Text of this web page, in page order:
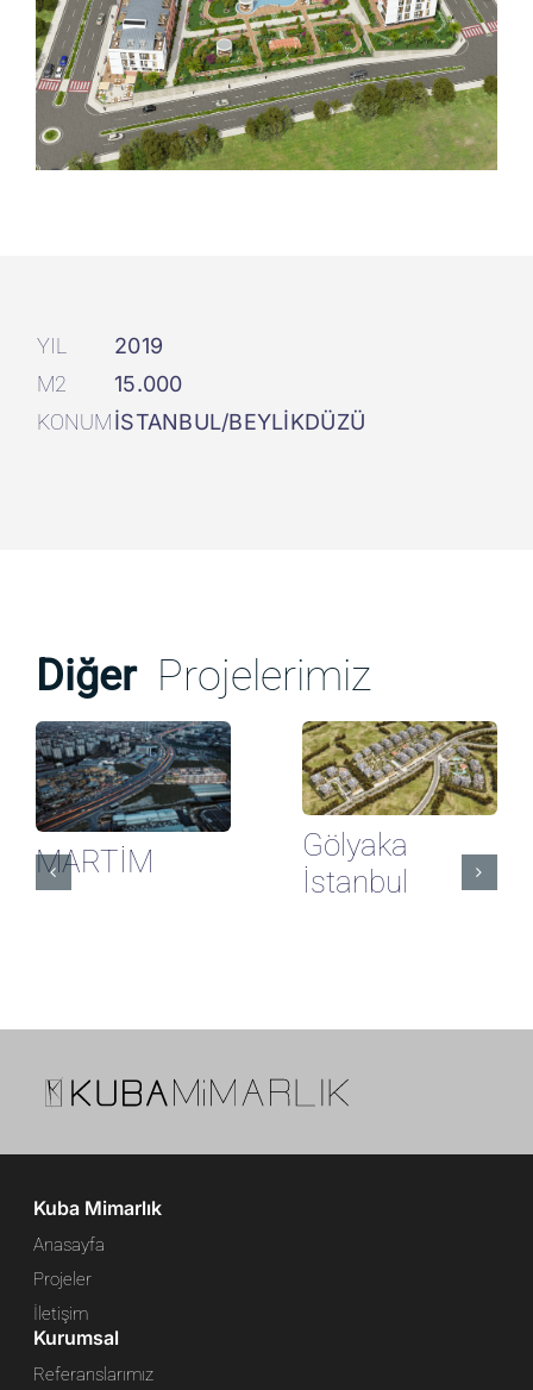
YIL
2019
M2
15.000
KONUMİSTANBUL/BEYLİKDÜZÜ
Diğer Projelerimiz
MARTİM
Gölyaka
İstanbul
Kuba Mimarlık
Anasayfa
Projeler
İletişim
Kurumsal
Referanslarımız